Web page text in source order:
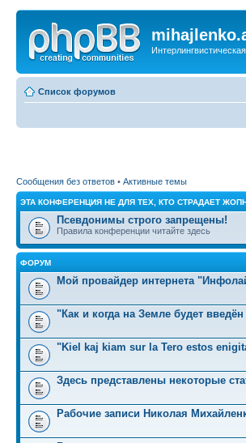
Список форумов
Сообщения без ответов • Активные темы
ЭТА КОНФЕРЕНЦИЯ НЕ ДЛЯ ТЕХ, КТО СТРАДАЕТ
Псевдонимы строго запрещены!
Правила конференции читайте здесь
ФОРУМ
Мой провайдер интернета
"Как и когда на Земле будет
"Kiel kaj kiam sur la Tero estos
Здесь представлены некоторые
Рабочие записи Николая